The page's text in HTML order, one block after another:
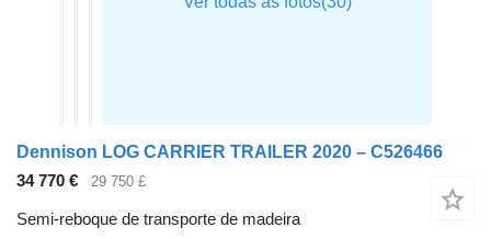
Dennison LOG CARRIER TRAILER 2020 – C526466
34 770 €
29 750 £
Semi-reboque de transporte de madeira